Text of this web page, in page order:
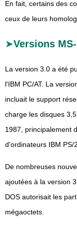
En fait, certains des
ceux de leurs
Versions
La version 3.0 a été
l'IBM PC/AT. La
incluait le support
charge les disques
1987, principalement
d'ordinateurs IBM PS/2.
De nombreuses
ajoutées à la version
DOS autorisait les
mégaoctets.